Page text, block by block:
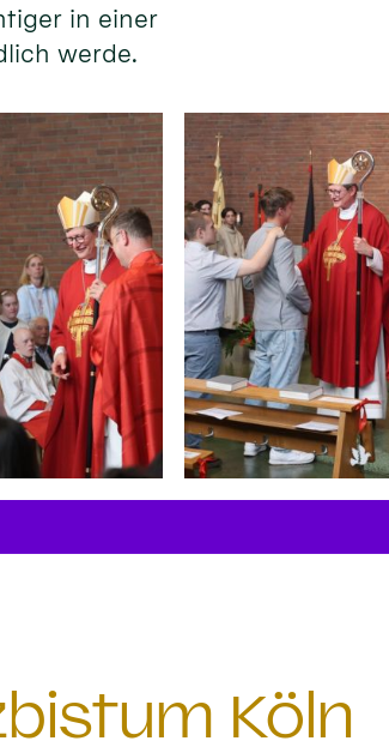
in einer
werde.
Köln